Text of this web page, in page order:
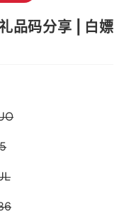
品码分享 | 白嫖